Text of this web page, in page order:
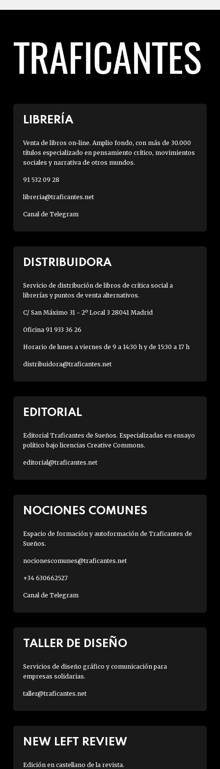
LIBRERÍA
Venta de libros on-line. Amplio fondo, con más de 30.000
títulos especializado en pensamiento crítico, movimientos
sociales y narrativa de otros mundos.
91 532 09 28
libreria@traficantes.net
Canal de Telegram
DISTRIBUIDORA
Servicio de distribución de libros de crítica social a
librerías y puntos de venta alternativos.
C/ San Máximo 31 - 2º Local 3 28041 Madrid
Oficina 91 933 36 26
Horario de lunes a viernes de 9 a 14:30 h y de 15:30 a 17 h
distribuidora@traficantes.net
EDITORIAL
Editorial Traficantes de Sueños. Especializadas en ensayo
político bajo licencias Creative Commons.
editorial@traficantes.net
NOCIONES COMUNES
Espacio de formación y autoformación de Traficantes de
Sueños.
nocionescomunes@traficantes.net
+34 630662527
Canal de Telegram
TALLER DE DISEÑO
Servicios de diseño gráfico y comunicación para
empresas solidarias.
taller@traficantes.net
NEW LEFT REVIEW
Edición en castellano de la revista.